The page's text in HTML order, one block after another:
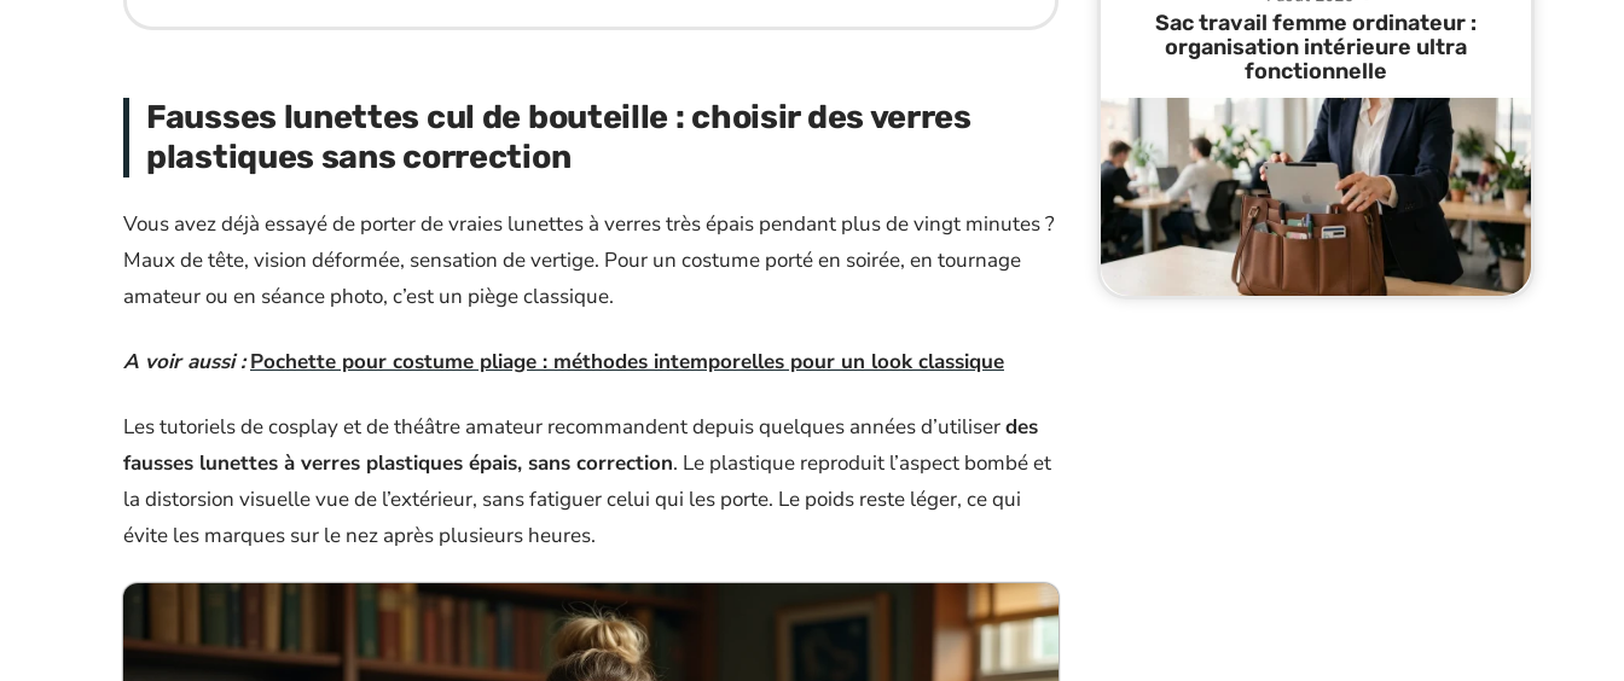
Fausses lunettes cul de bouteille : choisir des verres
plastiques sans correction
Vous avez déjà essayé de porter de vraies lunettes à verres très épais pendant plus de vingt minutes ?
Maux de tête, vision déformée, sensation de vertige. Pour un costume porté en soirée, en tournage
amateur ou en séance photo, c’est un piège classique.
A voir aussi : Pochette pour costume pliage : méthodes intemporelles pour un look classique
Les tutoriels de cosplay et de théâtre amateur recommandent depuis quelques années d’utiliserdes
fausses lunettes à verres plastiques épais, sans correction. Le plastique reproduit l’aspect bombé et
la distorsion visuelle vue de l’extérieur, sans fatiguer celui qui les porte. Le poids reste léger, ce qui
évite les marques sur le nez après plusieurs heures.
Sac travail femme ordinateur :
organisation intérieure ultra
fonctionnelle